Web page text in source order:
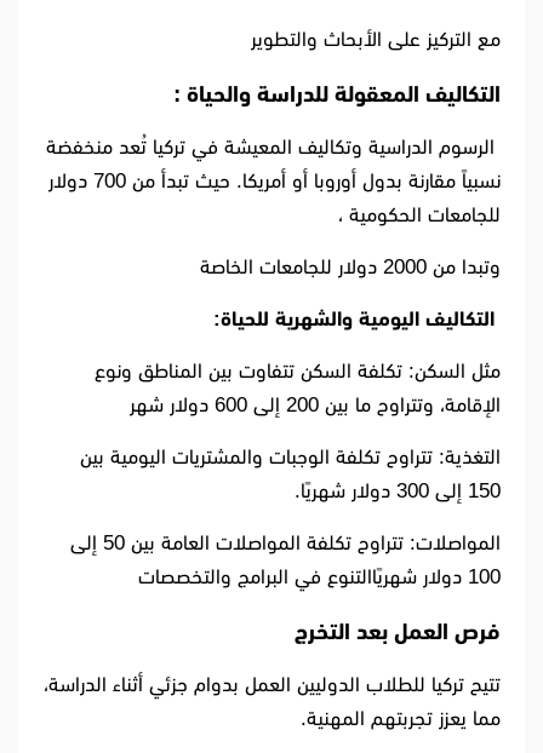
مع التركيز على الأبحاث والتطوير
التكاليف المعقولة للدراسة والحياة :
الرسوم الدراسية وتكاليف المعيشة في تركيا تُعد منخفضة
نسبياً مقارنة بدول أوروبا أو أمريكا. حيث تبدأ من 700 دولار
للجامعات الحكومية ،
وتبدا من 2000 دولار للجامعات الخاصة
التكاليف اليومية والشهرية للحياة:
مثل السكن: تكلفة السكن تتفاوت بين المناطق ونوع
الإقامة، وتتراوح ما بين 200 إلى 600 دولار شهر
التغذية: تتراوح تكلفة الوجبات والمشتريات اليومية بين
150 إلى 300 دولار شهريًا.
المواصلات: تتراوح تكلفة المواصلات العامة بين 50 إلى
100 دولار شهريًا
التنوع في البرامج والتخصصات
فرص العمل بعد التخرج
تتيح تركيا للطلاب الدوليين العمل بدوام جزئي أثناء الدراسة،
مما يعزز تجربتهم المهنية.